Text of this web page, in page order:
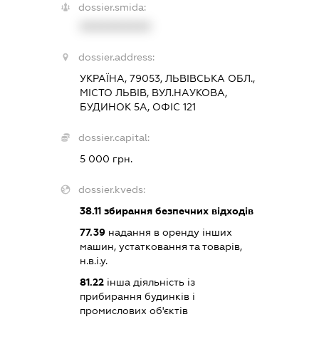
dossier.smida:
dossier.address:
УКРАЇНА, 79053, ЛЬВІВСЬКА ОБЛ.,
МІСТО ЛЬВІВ, ВУЛ.НАУКОВА,
БУДИНОК 5А, ОФІС 121
dossier.capital:
5 000 грн.
dossier.kveds:
38.11 збирання безпечних відходів
77.39 надання в оренду інших
машин, устатковання та товарів,
н.в.і.у.
81.22 інша діяльність із
прибирання будинків і
промислових об'єктів